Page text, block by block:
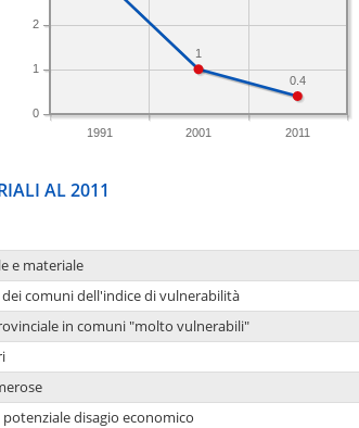
1991 2001 2011
0
1
2
0.4
1
AL 2011
e materiale
comuni dell'indice di vulnerabilità
in comuni "molto vulnerabili"
disagio economico